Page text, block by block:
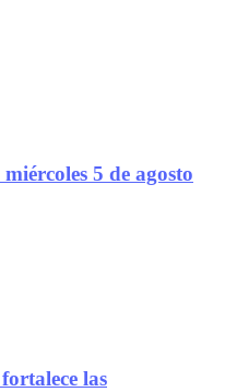
5 de agosto
las